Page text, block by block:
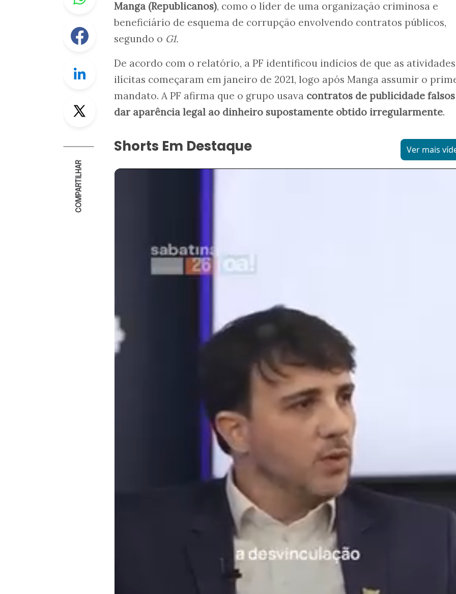
Facebook
Linkedin
Twitter
COMPARTILHAR
Manga (Republicanos), como o líder de uma organização criminosa e
beneficiário de esquema de corrupção envolvendo contratos públicos,
segundo o G1.
De acordo com o relatório, a PF identificou indícios de que as atividades
ilícitas começaram em janeiro de 2021, logo após Manga assumir o
mandato. A PF afirma que o grupo usava contratos de publicidade falsos
dar aparência legal ao dinheiro supostamente obtido irregularmente.
Shorts Em Destaque Ver mais